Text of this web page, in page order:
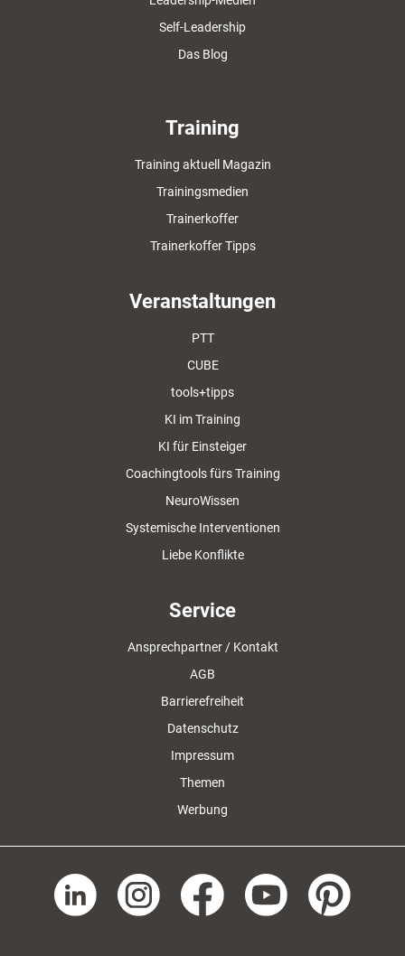
Self-Leadership
Das Blog
Training
Training aktuell Magazin
Trainingsmedien
Trainerkoffer
Trainerkoffer Tipps
Veranstaltungen
PTT
CUBE
tools+tipps
KI im Training
KI für Einsteiger
Coachingtools fürs Training
NeuroWissen
Systemische Interventionen
Liebe Konflikte
Service
Ansprechpartner / Kontakt
AGB
Barrierefreiheit
Datenschutz
Impressum
Themen
Werbung